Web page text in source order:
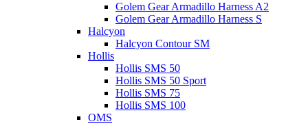
Golem Gear Armadillo Harness A2
Golem Gear Armadillo Harness S
Halcyon
Halcyon Contour SM
Hollis
Hollis SMS 50
Hollis SMS 50 Sport
Hollis SMS 75
Hollis SMS 100
OMS